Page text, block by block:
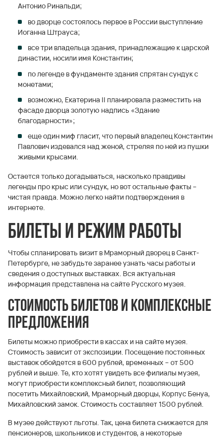
Антонио Ринальди;
во дворце состоялось первое в России выступление
Иоганна Штрауса;
все три владельца здания, принадлежащие к царской
династии, носили имя Константин;
по легенде в фундаменте здания спрятан сундук с
монетами;
возможно, Екатерина II планировала разместить на
фасаде дворца золотую надпись «Здание
благодарности»;
еще один миф гласит, что первый владелец Константин
Павлович издевался над женой, стреляя по ней из пушки
живыми крысами.
Остается только догадываться, насколько правдивы
легенды про крыс или сундук, но вот остальные факты –
чистая правда. Можно легко найти подтверждения в
интернете.
Билеты и режим работы
Чтобы спланировать визит в Мраморный дворец в Санкт-
Петербурге, не забудьте заранее узнать часы работы и
сведения о доступных выставках. Вся актуальная
информация представлена на сайте Русского музея.
Стоимость билетов и комплексные
предложения
Билеты можно приобрести в кассах и на сайте музея.
Стоимость зависит от экспозиции. Посещение постоянных
выставок обойдется в 600 рублей, временных – от 500
рублей и выше. Те, кто хотят увидеть все филиалы музея,
могут приобрести комплексный билет, позволяющий
посетить Михайловский, Мраморный дворцы, Корпус Бенуа,
Михайловский замок. Стоимость составляет 1500 рублей.
В музее действуют льготы. Так, цена билета снижается для
пенсионеров, школьников и студентов, а некоторые